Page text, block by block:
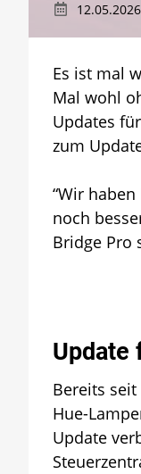
Es ist mal
Mal wohl
Updates
zum
“Wir
noch
Bridge Pro
Update
Bereits
Hue-
Update